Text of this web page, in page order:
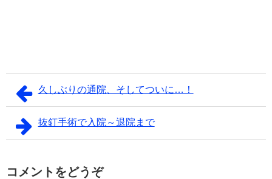
久しぶりの通院、そしてついに…！
抜釘手術で入院～退院まで
コメントをどうぞ